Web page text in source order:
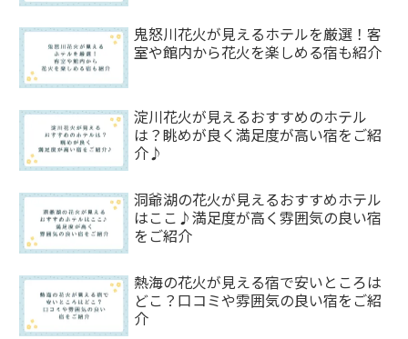
鬼怒川花火が見えるホテルを厳選！客
室や館内から花火を楽しめる宿も紹介
淀川花火が見えるおすすめのホテル
は？眺めが良く満足度が高い宿をご紹
介♪
洞爺湖の花火が見えるおすすめホテル
はここ♪満足度が高く雰囲気の良い宿
をご紹介
熱海の花火が見える宿で安いところは
どこ？口コミや雰囲気の良い宿をご紹
介